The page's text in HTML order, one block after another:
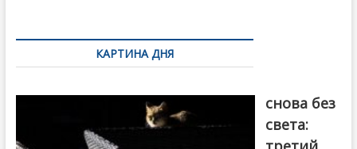
КАРТИНА ДНЯ
снова без
света: